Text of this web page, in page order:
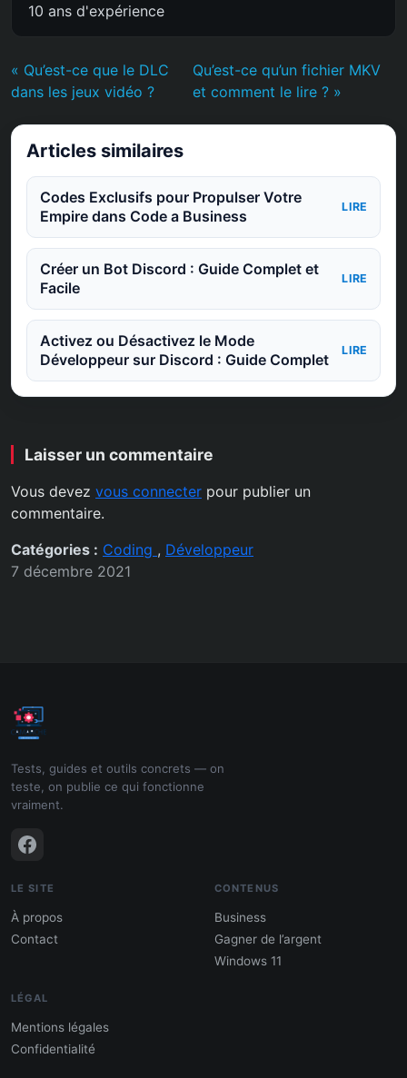
10 ans d'expérience
« Qu’est-ce que le DLC
dans les jeux vidéo ?
Qu’est-ce qu’un fichier MKV
et comment le lire ? »
Articles similaires
Codes Exclusifs pour Propulser Votre
Empire dans Code a Business
LIRE
Créer un Bot Discord : Guide Complet et
Facile
LIRE
Activez ou Désactivez le Mode
Développeur sur Discord : Guide Complet
LIRE
Laisser un commentaire
Vous devez vous connecter pour publier un
commentaire.
Catégories : Coding , Développeur
7 décembre 2021
Tests, guides et outils concrets — on
teste, on publie ce qui fonctionne
vraiment.
LE SITE
À propos
Contact
CONTENUS
Business
Gagner de l’argent
Windows 11
LÉGAL
Mentions légales
Confidentialité